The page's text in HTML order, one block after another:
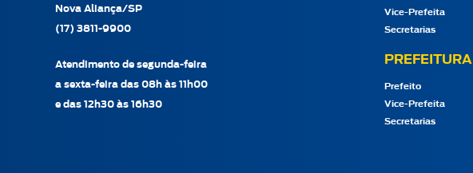
Nova Aliança/SP
(17) 3811-9900
Atendimento de segunda-feira
a sexta-feira das 08h às 11h00
e das 12h30 às 16h30
Vice-Prefeita
Secretarias
PREFEITURA
Prefeito
Vice-Prefeita
Secretarias